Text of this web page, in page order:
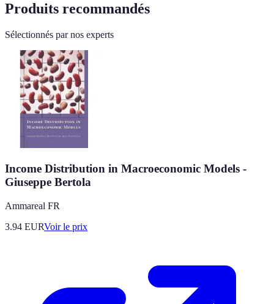
Produits recommandés
Sélectionnés par nos experts
Income Distribution in Macroeconomic Models -
Giuseppe Bertola
Ammareal FR
3.94 EURVoir le prix